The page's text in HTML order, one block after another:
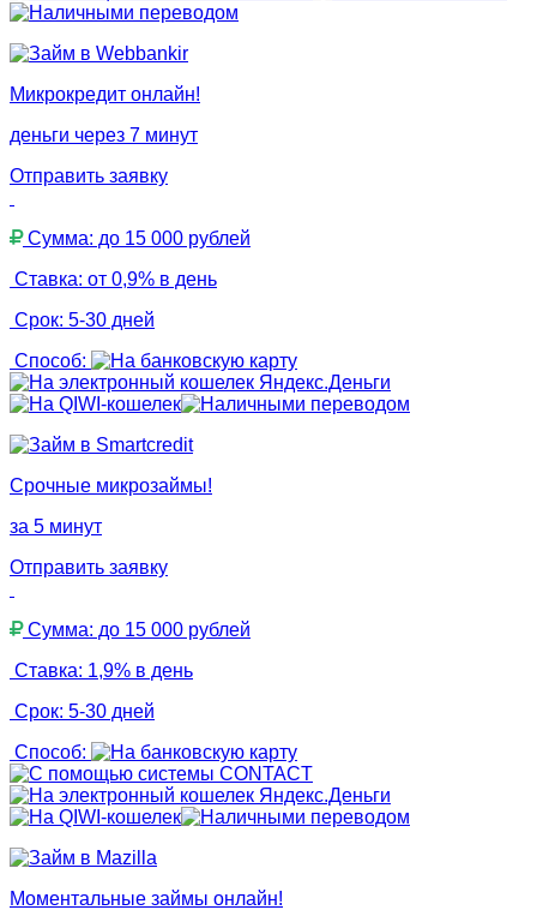
Микрокредит онлайн!
деньги через 7 минут
Отправить заявку
Сумма: до 15 000 рублей
Ставка: от 0,9% в день
Срок: 5-30 дней
Способ:
Срочные микрозаймы!
за 5 минут
Отправить заявку
Сумма: до 15 000 рублей
Ставка: 1,9% в день
Срок: 5-30 дней
Способ:
Моментальные займы онлайн!